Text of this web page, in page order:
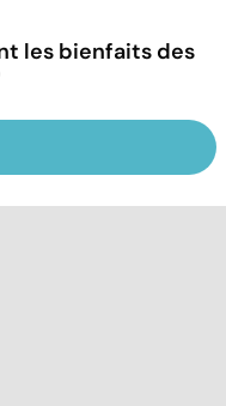
les bienfaits des